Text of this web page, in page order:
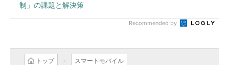
制」の課題と解決策
Recommended by
トップ スマートモバイル